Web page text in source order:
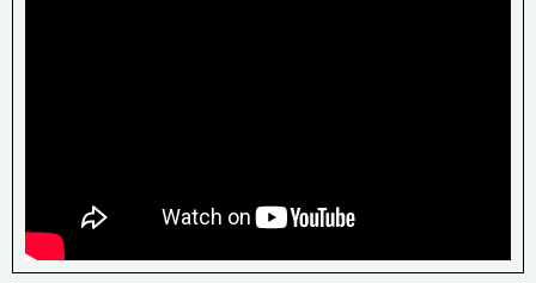
coopératif de Gauche Alternative 07.
Jean-Claude, 07Sud